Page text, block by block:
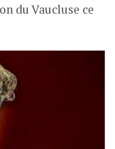
du Vaucluse ce